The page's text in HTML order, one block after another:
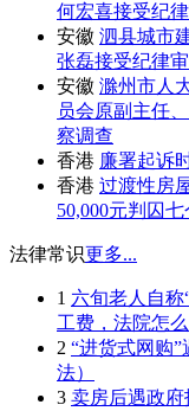
何宏喜接受纪
安徽 泗县城市
张磊接受纪律
安徽 滁州市人
员会原副主任
察调查
香港 廉署起诉
香港 过渡性房
50,000元判囚七
法律常识更多...
1 六旬老人自
工费，法院怎
2 “进货式网购
法）
3 卖房后遇政府